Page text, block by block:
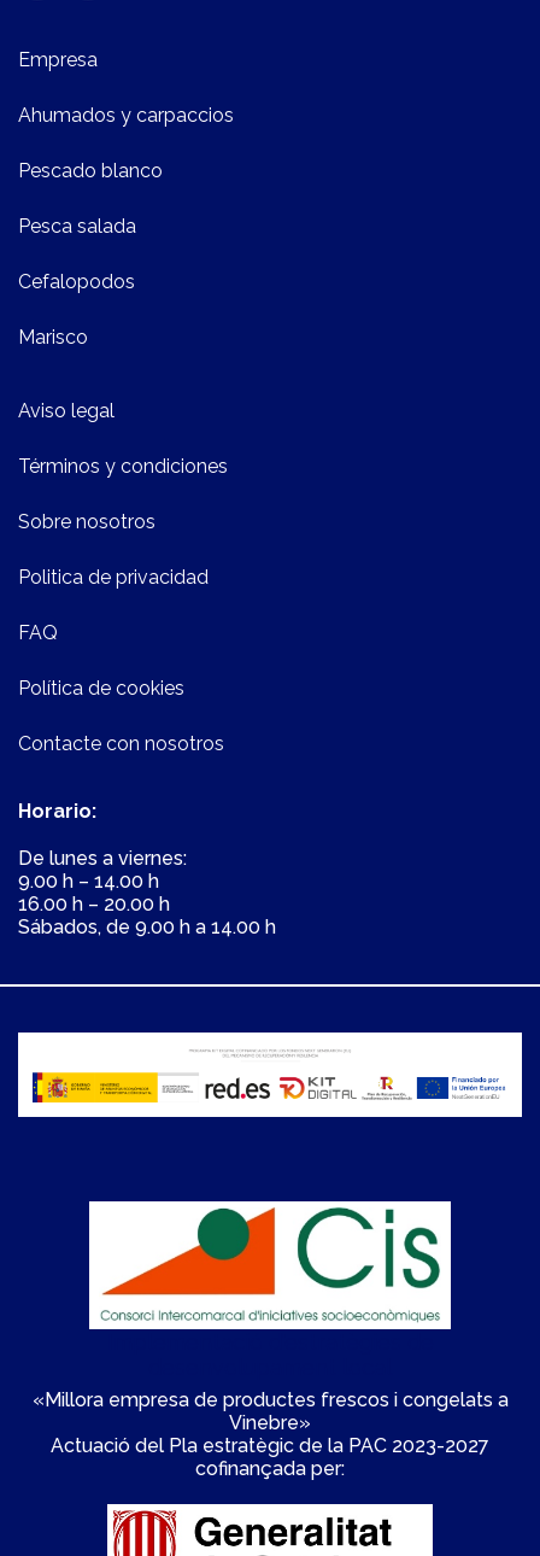
Empresa
Ahumados y carpaccios
Pescado blanco
Pesca salada
Cefalopodos
Marisco
Aviso legal
Términos y condiciones
Sobre nosotros
Politica de privacidad
FAQ
Política de cookies
Contacte con nosotros
Horario:
De lunes a viernes:
9.00 h – 14.00 h
16.00 h – 20.00 h
Sábados, de 9.00 h a 14.00 h
«Millora empresa de productes frescos i congelats a
Vinebre»
Actuació del Pla estratègic de la PAC 2023-2027
cofinançada per: